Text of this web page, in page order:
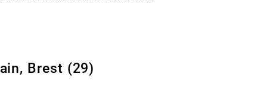
Brest (29)